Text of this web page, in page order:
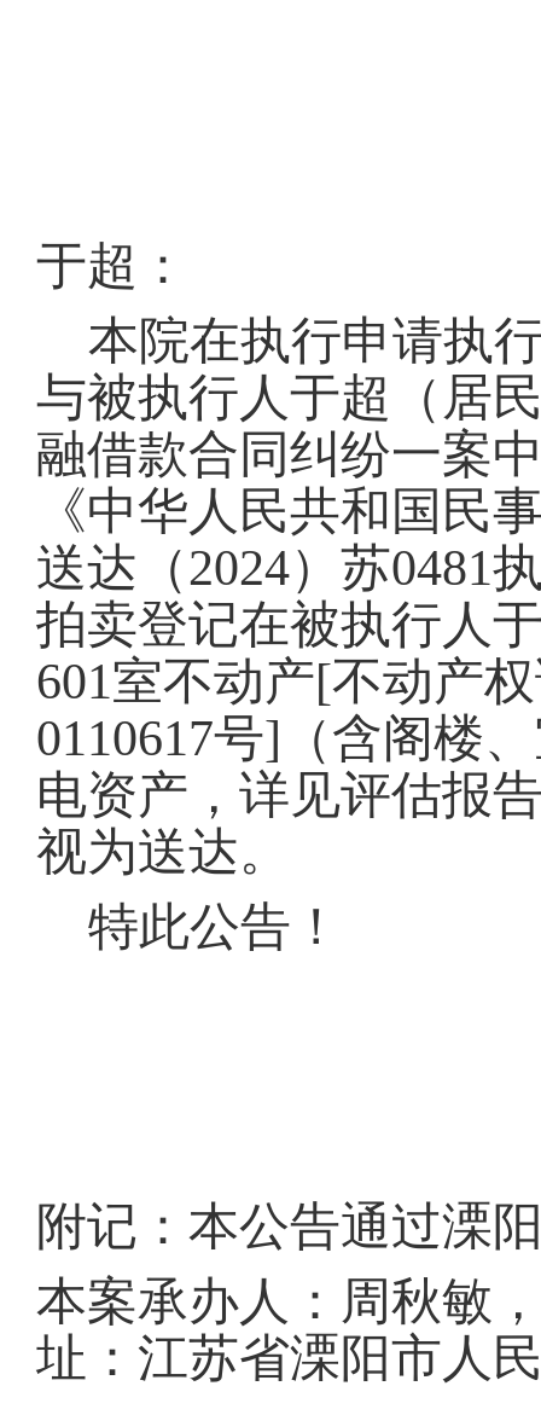
于超 ：
本院在执行申请执
与被执行人于超
（ 居
融借款合同纠纷一案
《中华人民共和国民
送达（2024）苏0481
拍卖登记在被执行人
601室不动产[不动产
0110617号]（含阁楼
电资产，详见评估报
视为送达。
特此公告！
附记：本公告通过溧
本案承办人： 周秋敏
址：江苏省溧阳市人